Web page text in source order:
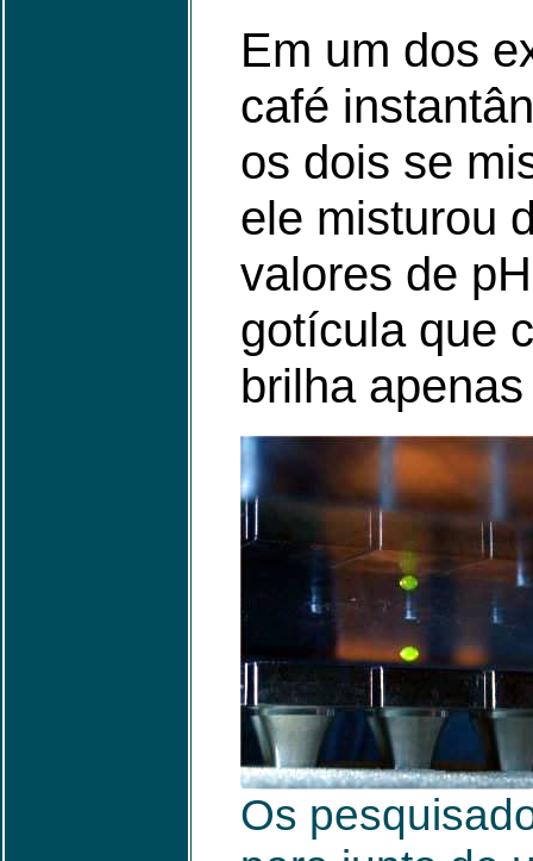
Em um dos
café
os dois se
ele misturou
valores de
gotícula que
brilha
Os